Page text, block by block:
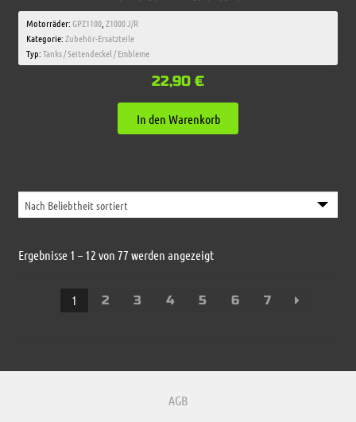
Motorräder:GPZ1100, Z1000 J/R
Kategorie:Zubehör-Ersatzteile
Typ:Tanks / Seitendeckel / Embleme
22,90 €
In den Warenkorb
Ergebnisse 1 – 12 von 77 werden angezeigtNach
1
2 3 4 5 6 7
AGB